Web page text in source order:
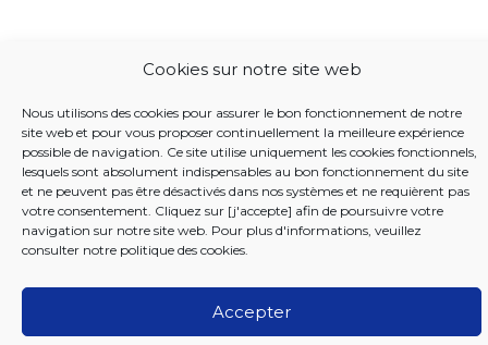
Cookies sur notre site web
Nous utilisons des cookies pour assurer le bon fonctionnement de notre
site web et pour vous proposer continuellement la meilleure expérience
possible de navigation. Ce site utilise uniquement les cookies fonctionnels,
lesquels sont absolument indispensables au bon fonctionnement du site
et ne peuvent pas être désactivés dans nos systèmes et ne requièrent pas
votre consentement. Cliquez sur [j'accepte] afin de poursuivre votre
navigation sur notre site web. Pour plus d'informations, veuillez
consulter notre politique des cookies.
Accepter